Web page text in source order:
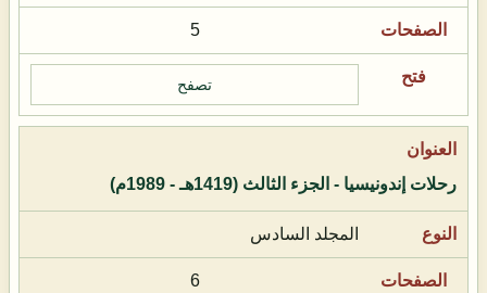
5
تصفح
رحلات إندونيسيا - الجزء الثالث (1419هـ - 1989م)
المجلد السادس
6